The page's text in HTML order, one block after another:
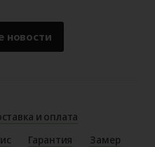
новости
и оплата
Гарантия
Замер